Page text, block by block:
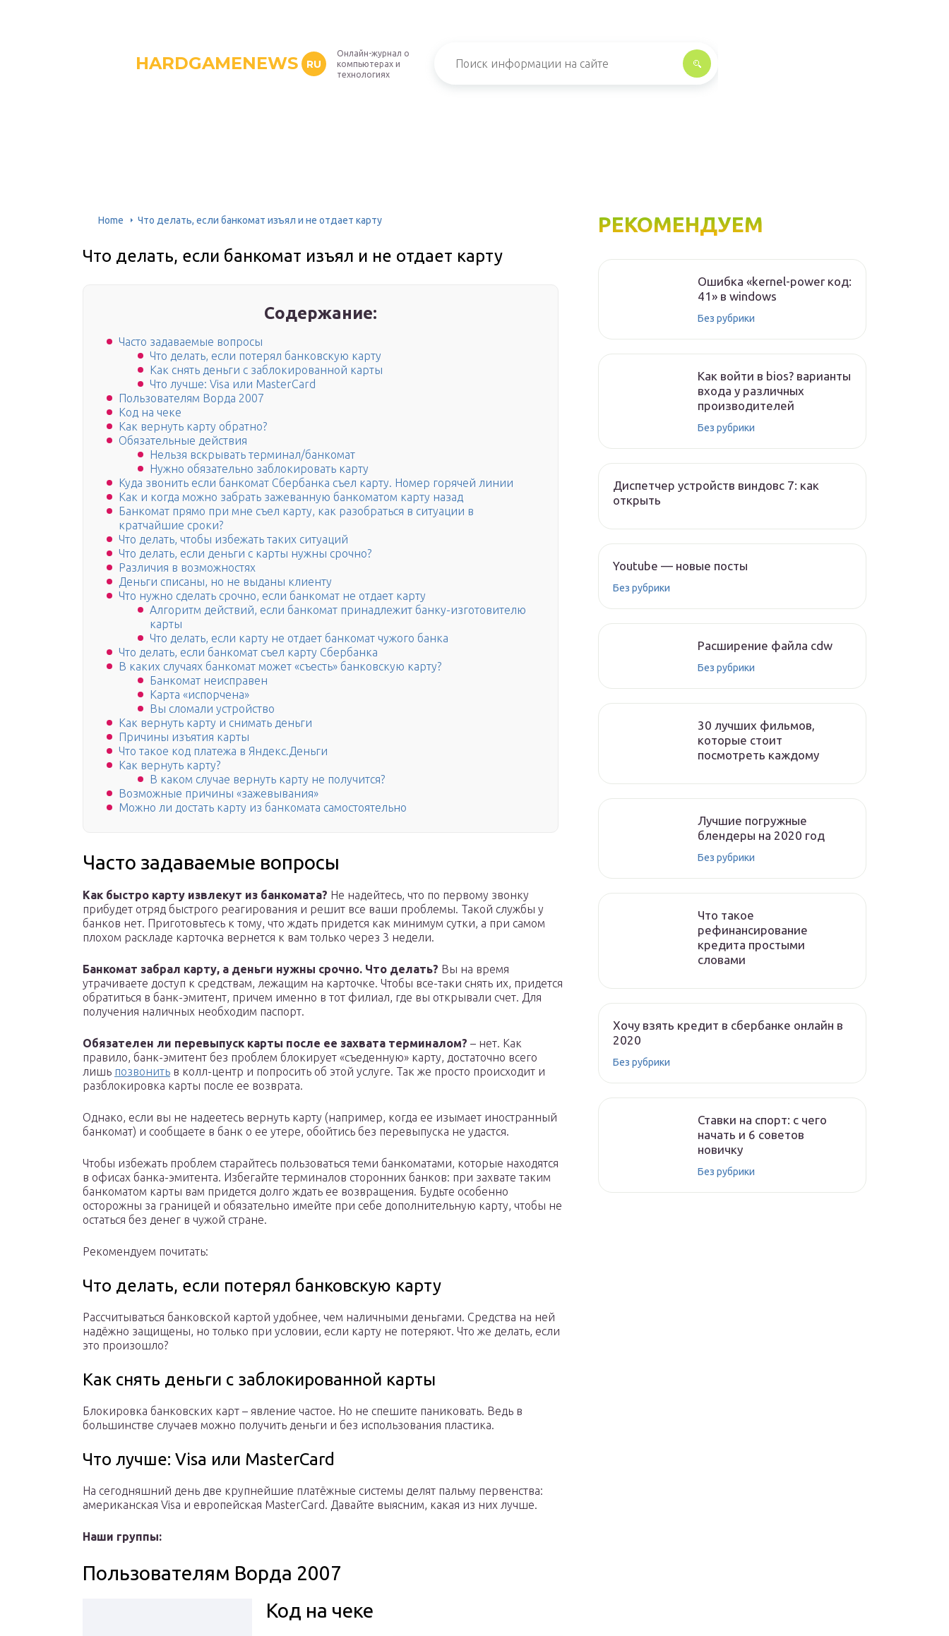
HARDGAMENEWS RU
Онлайн-журнал о
компьютерах и
технологиях
Home Что делать, если банкомат изъял и не отдает карту
Что делать, если банкомат изъял и не отдает карту
Содержание:
Часто задаваемые вопросы
Что делать, если потерял банковскую карту
Как снять деньги с заблокированной карты
Что лучше: Visa или MasterCard
Пользователям Ворда 2007
Код на чеке
Как вернуть карту обратно?
Обязательные действия
Нельзя вскрывать терминал/банкомат
Нужно обязательно заблокировать карту
Куда звонить если банкомат Сбербанка съел карту. Номер горячей линии
Как и когда можно забрать зажеванную банкоматом карту назад
Банкомат прямо при мне съел карту, как разобраться в ситуации в
кратчайшие сроки?
Что делать, чтобы избежать таких ситуаций
Что делать, если деньги с карты нужны срочно?
Различия в возможностях
Деньги списаны, но не выданы клиенту
Что нужно сделать срочно, если банкомат не отдает карту
Алгоритм действий, если банкомат принадлежит банку-изготовителю
карты
Что делать, если карту не отдает банкомат чужого банка
Что делать, если банкомат съел карту Сбербанка
В каких случаях банкомат может «съесть» банковскую карту?
Банкомат неисправен
Карта «испорчена»
Вы сломали устройство
Как вернуть карту и снимать деньги
Причины изъятия карты
Что такое код платежа в Яндекс.Деньги
Как вернуть карту?
В каком случае вернуть карту не получится?
Возможные причины «зажевывания»
Можно ли достать карту из банкомата самостоятельно
Часто задаваемые вопросы
Как быстро карту извлекут из банкомата? Не надейтесь, что по первому звонку
прибудет отряд быстрого реагирования и решит все ваши проблемы. Такой службы у
банков нет. Приготовьтесь к тому, что ждать придется как минимум сутки, а при самом
плохом раскладе карточка вернется к вам только через 3 недели.
Банкомат забрал карту, а деньги нужны срочно. Что делать? Вы на время
утрачиваете доступ к средствам, лежащим на карточке. Чтобы все-таки снять их, придется
обратиться в банк-эмитент, причем именно в тот филиал, где вы открывали счет. Для
получения наличных необходим паспорт.
Обязателен ли перевыпуск карты после ее захвата терминалом? – нет. Как
правило, банк-эмитент без проблем блокирует «съеденную» карту, достаточно всего
лишь позвонить в колл-центр и попросить об этой услуге. Так же просто происходит и
разблокировка карты после ее возврата.
Однако, если вы не надеетесь вернуть карту (например, когда ее изымает иностранный
банкомат) и сообщаете в банк о ее утере, обойтись без перевыпуска не удастся.
Чтобы избежать проблем старайтесь пользоваться теми банкоматами, которые находятся
в офисах банка-эмитента. Избегайте терминалов сторонних банков: при захвате таким
банкоматом карты вам придется долго ждать ее возвращения. Будьте особенно
осторожны за границей и обязательно имейте при себе дополнительную карту, чтобы не
остаться без денег в чужой стране.
Рекомендуем почитать:
Что делать, если потерял банковскую карту
Рассчитываться банковской картой удобнее, чем наличными деньгами. Средства на ней
надёжно защищены, но только при условии, если карту не потеряют. Что же делать, если
это произошло?
Как снять деньги с заблокированной карты
Блокировка банковских карт – явление частое. Но не спешите паниковать. Ведь в
большинстве случаев можно получить деньги и без использования пластика.
Что лучше: Visa или MasterCard
На сегодняшний день две крупнейшие платёжные системы делят пальму первенства:
американская Visa и европейская MasterCard. Давайте выясним, какая из них лучше.
Наши группы:
Пользователям Ворда 2007
Код на чеке
РЕКОМЕНДУЕМ
Ошибка «kernel-power код:
41» в windows
Без рубрики
Как войти в bios? варианты
входа у различных
производителей
Без рубрики
Диспетчер устройств виндовс 7: как
открыть
Youtube — новые посты
Без рубрики
Расширение файла cdw
Без рубрики
30 лучших фильмов,
которые стоит
посмотреть каждому
Лучшие погружные
блендеры на 2020 год
Без рубрики
Что такое
рефинансирование
кредита простыми
словами
Хочу взять кредит в сбербанке онлайн в
2020
Без рубрики
Ставки на спорт: с чего
начать и 6 советов
новичку
Без рубрики